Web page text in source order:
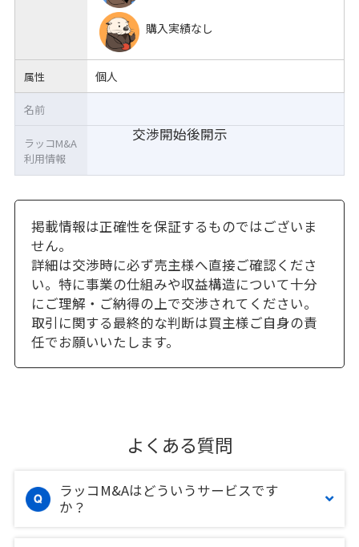
購入実績なし
属性 個人
交渉開始後開示
名前
ラッコM&A
利用情報
掲載情報は正確性を保証するものではございま
せん。
詳細は交渉時に必ず売主様へ直接ご確認くださ
い。特に事業の仕組みや収益構造について十分
にご理解・ご納得の上で交渉されてください。
取引に関する最終的な判断は買主様ご自身の責
任でお願いいたします。
よくある質問
ラッコM&Aはどういうサービスです
か？